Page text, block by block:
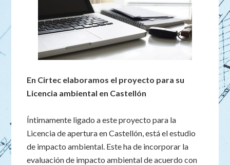
En Cirtec elaboramos el proyecto para su
Licencia ambiental en Castellón
Íntimamente ligado a este proyecto para la
Licencia de apertura en Castellón, está el estudio
de impacto ambiental. Este ha de incorporar la
evaluación de impacto ambiental de acuerdo con